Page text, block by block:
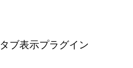
タブ表示プラグイン